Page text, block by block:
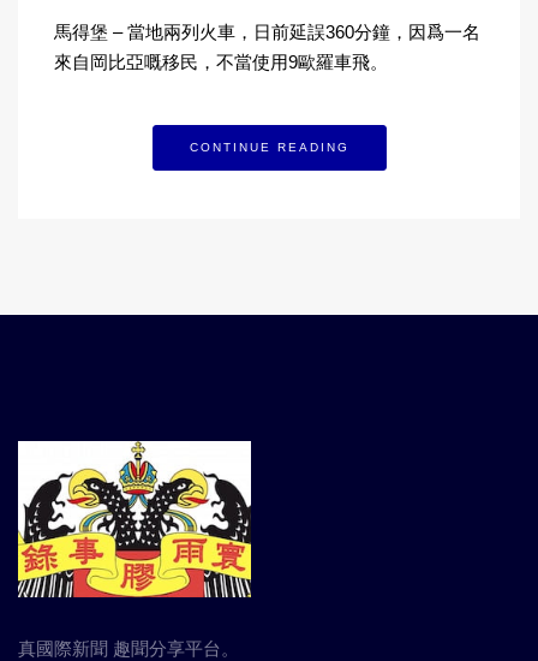
馬得堡 – 當地兩列火車，日前延誤360分鐘，因爲一名
來自岡比亞嘅移民，不當使用9歐羅車飛。
CONTINUE READING
真國際新聞 趣聞分享平台。